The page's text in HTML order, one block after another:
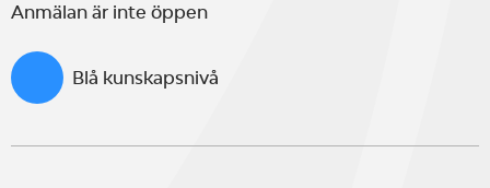
Anmälan är inte öppen
Blå kunskapsnivå